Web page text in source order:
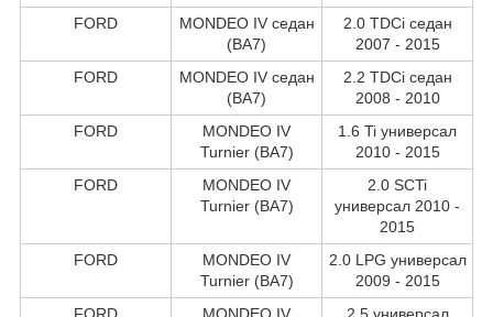
FORD
MONDEO IV седан
(BA7)
2.0 TDCi седан
2007 - 2015
FORD
MONDEO IV седан
(BA7)
2.2 TDCi седан
2008 - 2010
FORD
MONDEO IV
Turnier (BA7)
1.6 Ti универсал
2010 - 2015
FORD
MONDEO IV
Turnier (BA7)
2.0 SCTi
универсал 2010 -
2015
FORD
MONDEO IV
Turnier (BA7)
2.0 LPG универсал
2009 - 2015
FORD
MONDEO IV
2.5 универсал